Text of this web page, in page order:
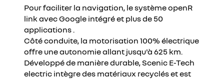
Pour faciliter la navigation, le système openR
link avec Google intégré et plus de 50
applications .
Côté conduite, la motorisation 100% électrique
offre une autonomie allant jusqu'à 625 km.
Développé de manière durable, Scenic E-Tech
electric intègre des matériaux recyclés et est